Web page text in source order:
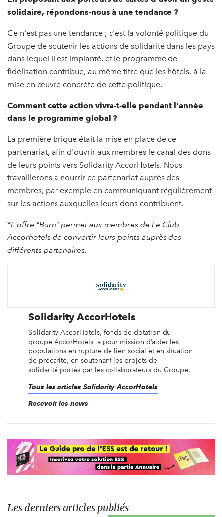
solidaire, répondons-nous à une tendance ?
Ce n'est pas une tendance ; c'est la volonté politique du
Groupe de soutenir les actions de solidarité dans les pays
dans lequel il est implanté, et le programme de
fidélisation contribue, au même titre que les hôtels, à la
mise en œuvre concrète de cette politique.
Comment cette action vivra-t-elle pendant l'année
dans le programme global ?
La première brique était la mise en place de ce
partenariat, afin d'ouvrir aux membres le canal des dons
de leurs points vers Solidarity AccorHotels. Nous
travaillerons à nourrir ce partenariat auprès des
membres, par exemple en communiquant régulièrement
sur les actions auxquelles leurs dons contribuent.
*L'offre "Burn" permet aux membres de Le Club
Accorhotels de convertir leurs points auprès des
différents partenaires.
Solidarity AccorHotels
Solidarity AccorHotels, fonds de dotation du
groupe AccorHotels, a pour mission d’aider les
populations en rupture de lien social et en situation
de précarité, en soutenant les projets de
solidarité portés par les collaborateurs du Groupe.
Tous les articles Solidarity AccorHotels
Recevoir les news
Les derniers articles publiés